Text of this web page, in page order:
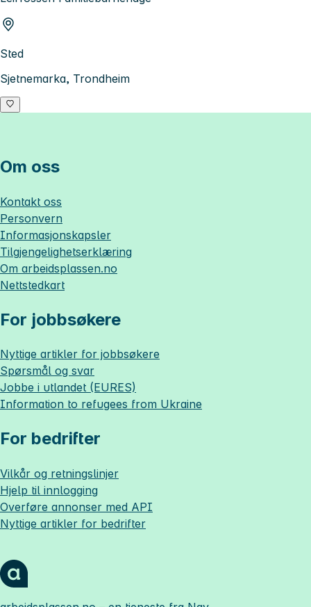
Sted
Sjetnemarka, Trondheim
Om oss
Kontakt oss
Personvern
Informasjonskapsler
Tilgjengelighetserklæring
Om arbeidsplassen.no
Nettstedkart
For jobbsøkere
Nyttige artikler for jobbsøkere
Spørsmål og svar
Jobbe i utlandet (EURES)
Information to refugees from Ukraine
For bedrifter
Vilkår og retningslinjer
Hjelp til innlogging
Overføre annonser med API
Nyttige artikler for bedrifter